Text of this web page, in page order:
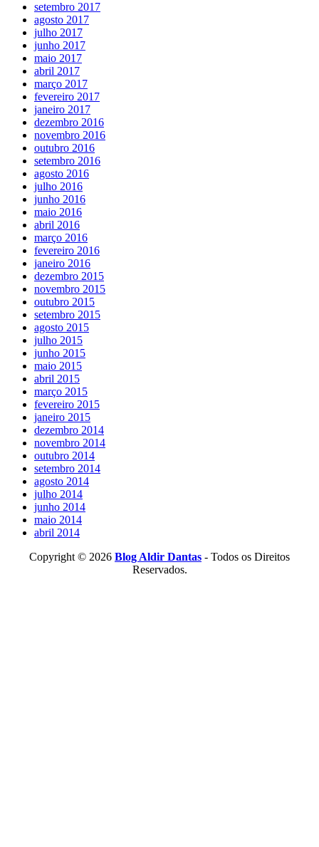
setembro 2017
agosto 2017
julho 2017
junho 2017
maio 2017
abril 2017
março 2017
fevereiro 2017
janeiro 2017
dezembro 2016
novembro 2016
outubro 2016
setembro 2016
agosto 2016
julho 2016
junho 2016
maio 2016
abril 2016
março 2016
fevereiro 2016
janeiro 2016
dezembro 2015
novembro 2015
outubro 2015
setembro 2015
agosto 2015
julho 2015
junho 2015
maio 2015
abril 2015
março 2015
fevereiro 2015
janeiro 2015
dezembro 2014
novembro 2014
outubro 2014
setembro 2014
agosto 2014
julho 2014
junho 2014
maio 2014
abril 2014
Copyright © 2026 Blog Aldir Dantas - Todos os Direitos
Reservados.